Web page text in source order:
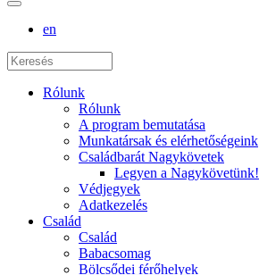
en
Rólunk
Rólunk
A program bemutatása
Munkatársak és elérhetőségeink
Családbarát Nagykövetek
Legyen a Nagykövetünk!
Védjegyek
Adatkezelés
Család
Család
Babacsomag
Bölcsődei férőhelyek